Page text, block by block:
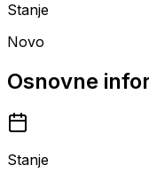
Stanje
Novo
Osnovne
Stanje